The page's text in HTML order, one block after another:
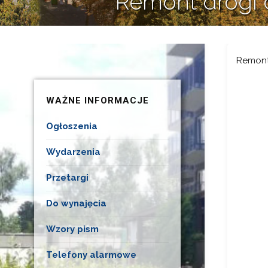
WAŻNE INFORMACJE
Ogłoszenia
Wydarzenia
Przetargi
Do wynajęcia
Wzory pism
Telefony alarmowe